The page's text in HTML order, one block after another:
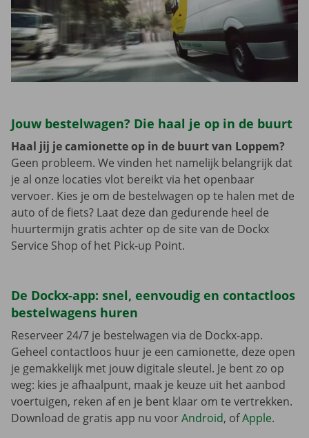
Jouw bestelwagen? Die haal je op in de buurt
Haal jij je camionette op in de buurt van Loppem?
Geen probleem. We vinden het namelijk belangrijk dat
je al onze locaties vlot bereikt via het openbaar
vervoer. Kies je om de bestelwagen op te halen met de
auto of de fiets? Laat deze dan gedurende heel de
huurtermijn gratis achter op de site van de Dockx
Service Shop of het Pick-up Point.
De Dockx-app: snel, eenvoudig en contactloos
bestelwagens huren
Reserveer 24/7 je bestelwagen via de Dockx-app.
Geheel contactloos huur je een camionette, deze open
je gemakkelijk met jouw digitale sleutel. Je bent zo op
weg: kies je afhaalpunt, maak je keuze uit het aanbod
voertuigen, reken af en je bent klaar om te vertrekken.
Download de gratis app nu voorAndroid, ofApple.